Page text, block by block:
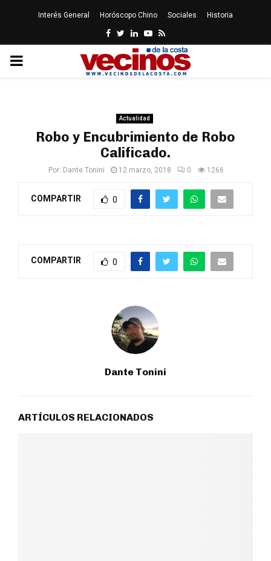
Interés General Horóscopo Chino Sociales Historia
Facebook
Twitter
LinkedinYoutube
Rss
PRIMARY
Actualidad
Robo y Encubrimiento de Robo
Calificado.
Por: Dante Tonini 12 marzo, 2018 0 1266
COMPARTIR 0
COMPARTIR 0
Dante Tonini
ARTÍCULOS RELACIONADOS